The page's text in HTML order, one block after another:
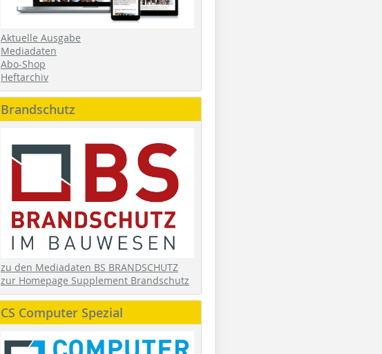
Aktuelle Ausgabe
Mediadaten
Abo-Shop
Heftarchiv
Brandschutz
zu den Mediadaten BS BRANDSCHUTZ
zur Homepage Supplement Brandschutz
CS Computer Spezial